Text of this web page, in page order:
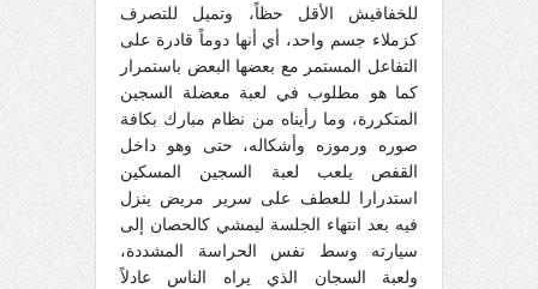
للخفافيش الأقل حظاً، وتميل للتصرف
كزملاء جسم واحد، أي أنها دوماً قادرة على
التفاعل المستمر مع بعضها البعض باستمرار
كما هو مطلوب في لعبة معضلة السجين
المتكررة، وما رأيناه من نظام مبارك بكافة
صوره ورموزه وأشكاله، حتى وهو داخل
القفص يلعب لعبة السجين المسكين
استدرارا للعطف على سرير مريض ينزل
فيه بعد انتهاء الجلسة ليمشي كالحصان إلى
سيارته وسط نفس الحراسة المشددة،
ولعبة السجان الذي يراه الناس عادلاً